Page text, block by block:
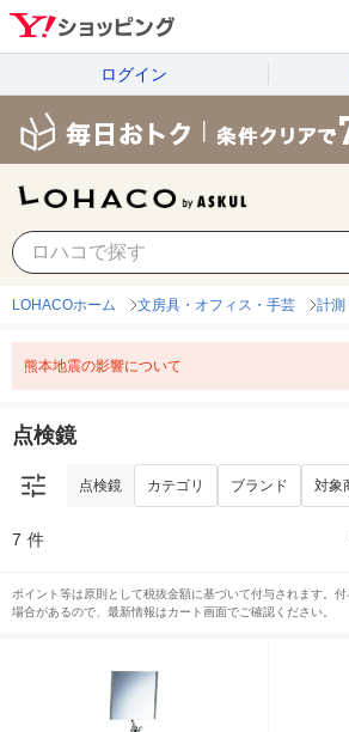
ログイン
LOHACOホーム 文房具・オフィス・手芸 計測
熊本地震の影響について
点検鏡
点検鏡 カテゴリ ブランド 対象
7 件
ポイント等は原則として税抜金額に基づいて付与されます。
場合があるので、最新情報はカート画面でご確認ください。